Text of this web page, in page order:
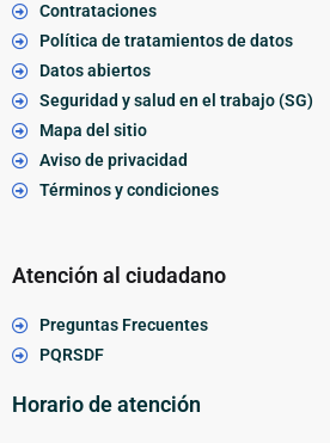
Contrataciones
Política de tratamientos de datos
Datos abiertos
Seguridad y salud en el trabajo (SG)
Mapa del sitio
Aviso de privacidad
Términos y condiciones
Atención al ciudadano
Preguntas Frecuentes
PQRSDF
Horario de atención